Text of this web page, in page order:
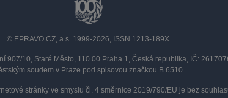
© EPRAVO.CZ, a.s. 1999-2026, ISSN 1213-189X
907/10, Staré Město, 110 00 Praha 1, Česká republika, IČ:
soudem v Praze pod spisovou značkou B 6510.
stránky ve smyslu čl. 4 směrnice 2019/790/EU je bez